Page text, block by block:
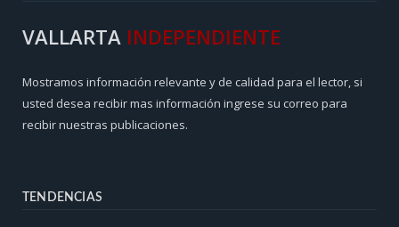
VALLARTA INDEPENDIENTE
Mostramos información relevante y de calidad para el lector, si
usted desea recibir mas información ingrese su correo para
recibir nuestras publicaciones.
TENDENCIAS